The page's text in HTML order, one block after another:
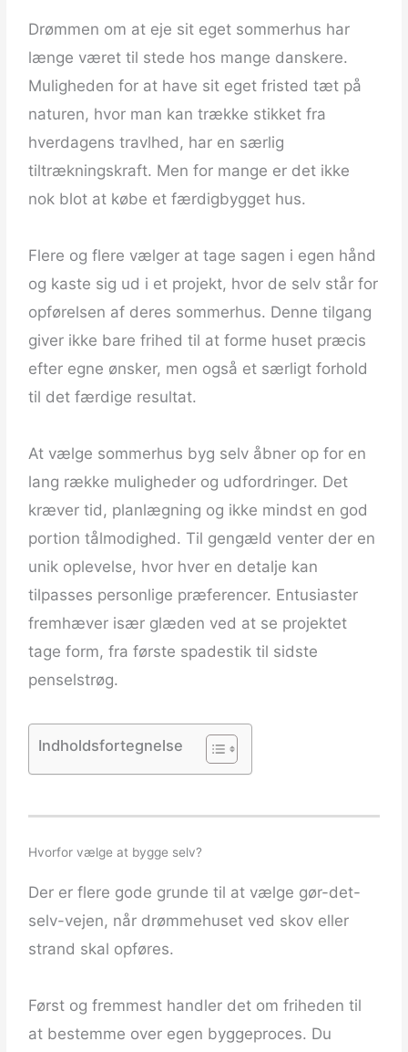
Drømmen om at eje sit eget sommerhus har
længe været til stede hos mange danskere.
Muligheden for at have sit eget fristed tæt på
naturen, hvor man kan trække stikket fra
hverdagens travlhed, har en særlig
tiltrækningskraft. Men for mange er det ikke
nok blot at købe et færdigbygget hus.
Flere og flere vælger at tage sagen i egen hånd
og kaste sig ud i et projekt, hvor de selv står for
opførelsen af deres sommerhus. Denne tilgang
giver ikke bare frihed til at forme huset præcis
efter egne ønsker, men også et særligt forhold
til det færdige resultat.
At vælge sommerhus byg selv åbner op for en
lang række muligheder og udfordringer. Det
kræver tid, planlægning og ikke mindst en god
portion tålmodighed. Til gengæld venter der en
unik oplevelse, hvor hver en detalje kan
tilpasses personlige præferencer. Entusiaster
fremhæver især glæden ved at se projektet
tage form, fra første spadestik til sidste
penselstrøg.
Indholdsfortegnelse
Hvorfor vælge at bygge selv?
Der er flere gode grunde til at vælge gør-det-
selv-vejen, når drømmehuset ved skov eller
strand skal opføres.
Først og fremmest handler det om friheden til
at bestemme over egen byggeproces. Du